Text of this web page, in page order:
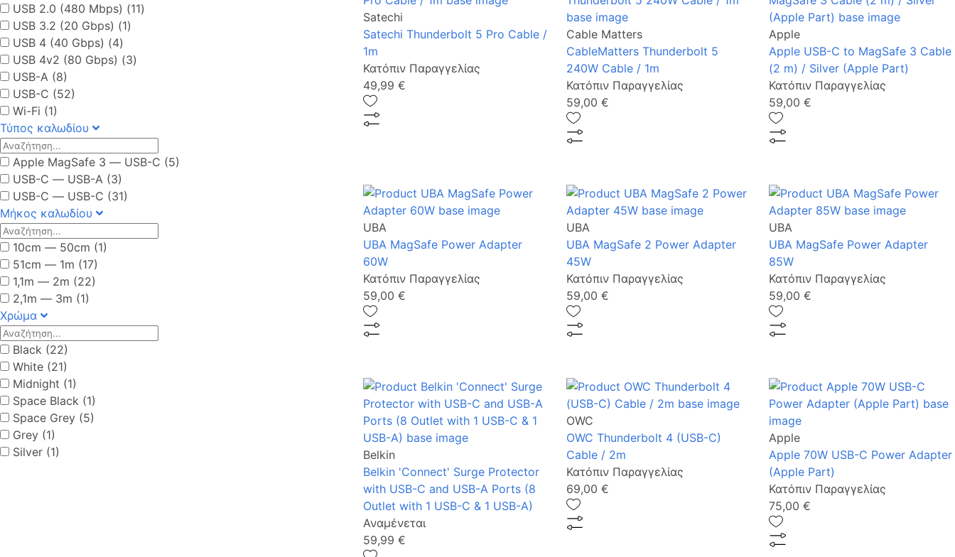
USB 2.0 (480 Mbps) (11)
USB 3.2 (20 Gbps) (1)
USB 4 (40 Gbps) (4)
USB 4v2 (80 Gbps) (3)
USB-A (8)
USB-C (52)
Wi-Fi (1)
Τύπος καλωδίου
Apple MagSafe 3 ― USB-C (5)
USB-C ― USB-A (3)
USB-C ― USB-C (31)
Μήκος καλωδίου
10cm ― 50cm (1)
51cm ― 1m (17)
1,1m ― 2m (22)
2,1m ― 3m (1)
Χρώμα
Black (22)
White (21)
Midnight (1)
Space Black (1)
Space Grey (5)
Grey (1)
Silver (1)
Satechi
Satechi Thunderbolt 5 Pro Cable /
1m
Κατόπιν Παραγγελίας
49,99 €
Cable Matters
CableMatters Thunderbolt 5
240W Cable / 1m
Κατόπιν Παραγγελίας
59,00 €
Apple
Apple USB-C to MagSafe 3 Cable
(2 m) / Silver (Apple Part)
Κατόπιν Παραγγελίας
59,00 €
UBA
UBA MagSafe Power Adapter
60W
Κατόπιν Παραγγελίας
59,00 €
UBA
UBA MagSafe 2 Power Adapter
45W
Κατόπιν Παραγγελίας
59,00 €
UBA
UBA MagSafe Power Adapter
85W
Κατόπιν Παραγγελίας
59,00 €
Belkin
Belkin 'Connect' Surge Protector
with USB-C and USB-A Ports (8
Outlet with 1 USB-C & 1 USB-A)
Αναμένεται
59,99 €
OWC
OWC Thunderbolt 4 (USB-C)
Cable / 2m
Κατόπιν Παραγγελίας
69,00 €
Apple
Apple 70W USB-C Power Adapter
(Apple Part)
Κατόπιν Παραγγελίας
75,00 €